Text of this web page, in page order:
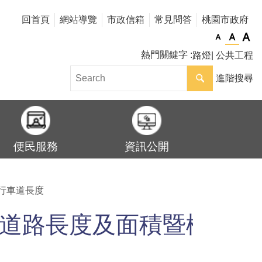
回首頁 網站導覽 市政信箱 常見問答 桃園市政府
熱門關鍵字 路燈 公共工程
進階搜尋
便民服務 資訊公開
車道長度
路長度及面積暨橋梁